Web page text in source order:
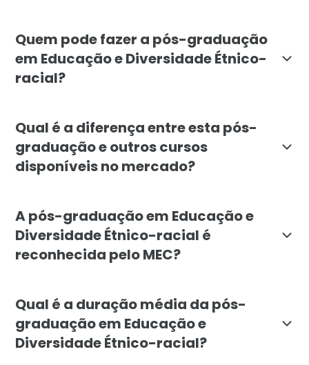
Quem pode fazer a pós-graduação
em Educação e Diversidade Étnico-
racial?
Qual é a diferença entre esta pós-
graduação e outros cursos
disponíveis no mercado?
A pós-graduação em Educação e
Diversidade Étnico-racial é
reconhecida pelo MEC?
Qual é a duração média da pós-
graduação em Educação e
Diversidade Étnico-racial?